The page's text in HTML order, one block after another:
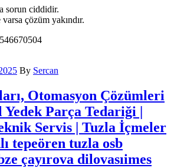
sorun ciddidir.
çözüm yakındır.
By Sercan
Otomasyon Çözümleri
Parça Tedariği |
Servis | Tuzla İçmeler
tepeören tuzla osb
çayırova dilovasıimes